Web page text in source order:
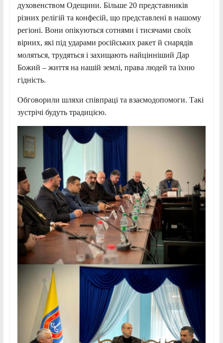
духовенством Одещини. Більше 20 представників
різних релігій та конфесій, що представлені в нашому
регіоні. Вони опікуються сотнями і тисячами своїх
вірних, які під ударами російських ракет й снарядів
моляться, трудяться і захищають найцінніший Дар
Божий – життя на нашій землі, права людей та їхню
гідність.
Обговорили шляхи співпраці та взаємодопомоги. Такі
зустрічі будуть традицією.